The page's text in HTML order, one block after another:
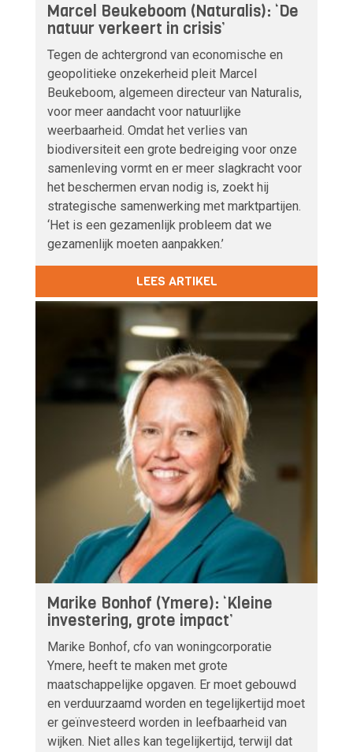
Marcel Beukeboom (Naturalis): ‘De
natuur verkeert in crisis’
Tegen de achtergrond van economische en
geopolitieke onzekerheid pleit Marcel
Beukeboom, algemeen directeur van Naturalis,
voor meer aandacht voor natuurlijke
weerbaarheid. Omdat het verlies van
biodiversiteit een grote bedreiging voor onze
samenleving vormt en er meer slagkracht voor
het beschermen ervan nodig is, zoekt hij
strategische samenwerking met marktpartijen.
‘Het is een gezamenlijk probleem dat we
gezamenlijk moeten aanpakken.’
LEES ARTIKEL
Marike Bonhof (Ymere): ‘Kleine
investering, grote impact’
Marike Bonhof, cfo van woningcorporatie
Ymere, heeft te maken met grote
maatschappelijke opgaven. Er moet gebouwd
en verduurzaamd worden en tegelijkertijd moet
er geïnvesteerd worden in leefbaarheid van
wijken. Niet alles kan tegelijkertijd, terwijl dat